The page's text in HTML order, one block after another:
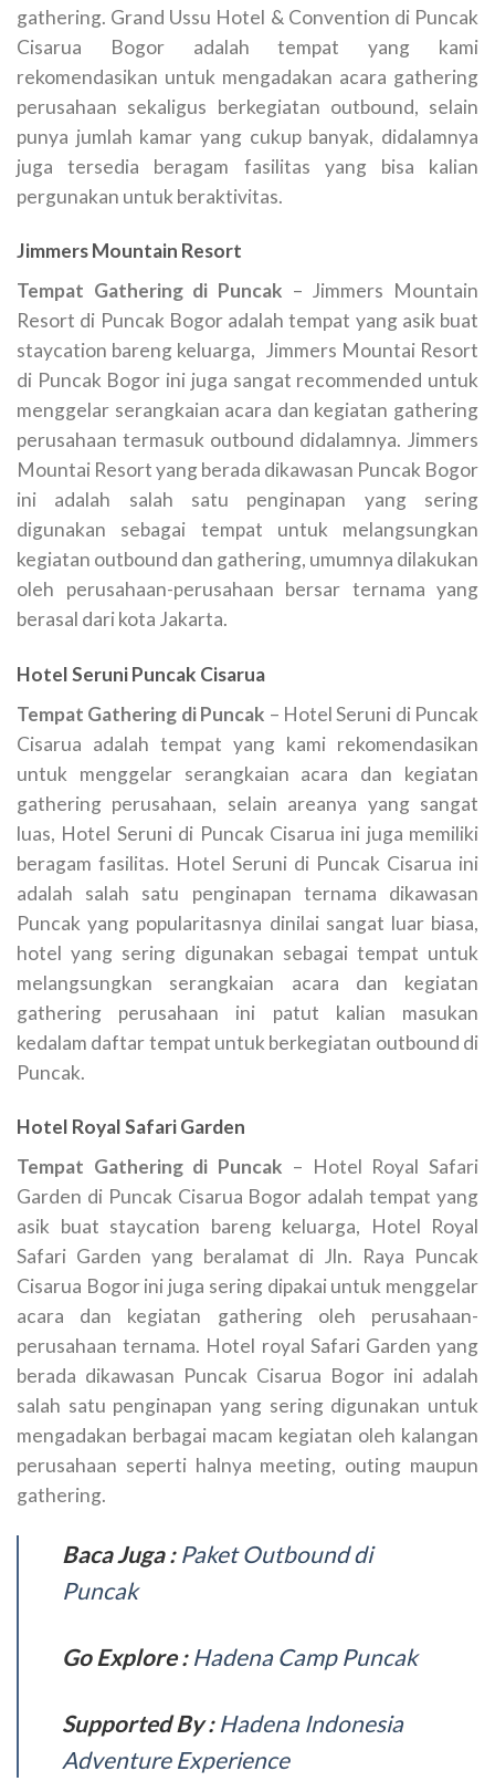
gathering. Grand Ussu Hotel & Convention di Puncak
Cisarua Bogor adalah tempat yang kami
rekomendasikan untuk mengadakan acara gathering
perusahaan sekaligus berkegiatan outbound, selain
punya jumlah kamar yang cukup banyak, didalamnya
juga tersedia beragam fasilitas yang bisa kalian
pergunakan untuk beraktivitas.
Jimmers Mountain Resort
Tempat Gathering di Puncak – Jimmers Mountain
Resort di Puncak Bogor adalah tempat yang asik buat
staycation bareng keluarga, Jimmers Mountai Resort
di Puncak Bogor ini juga sangat recommended untuk
menggelar serangkaian acara dan kegiatan gathering
perusahaan termasuk outbound didalamnya. Jimmers
Mountai Resort yang berada dikawasan Puncak Bogor
ini adalah salah satu penginapan yang sering
digunakan sebagai tempat untuk melangsungkan
kegiatan outbound dan gathering, umumnya dilakukan
oleh perusahaan-perusahaan bersar ternama yang
berasal dari kota Jakarta.
Hotel Seruni Puncak Cisarua
Tempat Gathering di Puncak – Hotel Seruni di Puncak
Cisarua adalah tempat yang kami rekomendasikan
untuk menggelar serangkaian acara dan kegiatan
gathering perusahaan, selain areanya yang sangat
luas, Hotel Seruni di Puncak Cisarua ini juga memiliki
beragam fasilitas. Hotel Seruni di Puncak Cisarua ini
adalah salah satu penginapan ternama dikawasan
Puncak yang popularitasnya dinilai sangat luar biasa,
hotel yang sering digunakan sebagai tempat untuk
melangsungkan serangkaian acara dan kegiatan
gathering perusahaan ini patut kalian masukan
kedalam daftar tempat untuk berkegiatan outbound di
Puncak.
Hotel Royal Safari Garden
Tempat Gathering di Puncak – Hotel Royal Safari
Garden di Puncak Cisarua Bogor adalah tempat yang
asik buat staycation bareng keluarga, Hotel Royal
Safari Garden yang beralamat di Jln. Raya Puncak
Cisarua Bogor ini juga sering dipakai untuk menggelar
acara dan kegiatan gathering oleh perusahaan-
perusahaan ternama. Hotel royal Safari Garden yang
berada dikawasan Puncak Cisarua Bogor ini adalah
salah satu penginapan yang sering digunakan untuk
mengadakan berbagai macam kegiatan oleh kalangan
perusahaan seperti halnya meeting, outing maupun
gathering.
Baca Juga : Paket Outbound di
Puncak
Go Explore : Hadena Camp Puncak
Supported By : Hadena Indonesia
Adventure Experience